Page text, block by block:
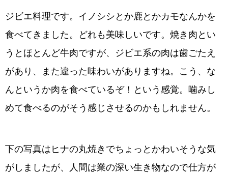
ジビエ料理です。イノシシとか鹿とかカモなんかを
食べてきました。どれも美味しいです。焼き肉とい
うとほとんど牛肉ですが、ジビエ系の肉は歯ごたえ
があり、また違った味わいがありますね。こう、な
んというか肉を食べているぞ！という感覚。噛みし
めて食べるのがそう感じさせるのかもしれません。
下の写真はヒナの丸焼きでちょっとかわいそうな気
がしましたが、人間は業の深い生き物なので仕方が